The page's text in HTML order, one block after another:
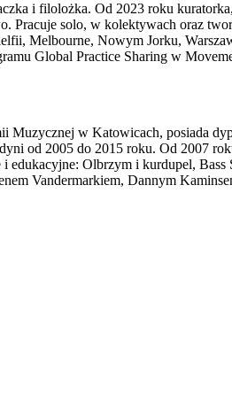
i filolożka. Od 2023 roku
solo, w kolektywach oraz
Melbourne, Nowym Jorku,
Global Practice Sharing w
w Katowicach, posiada
od 2005 do 2015 roku. Od 2007
Olbrzym i kurdupel,
Vandermarkiem, Dannym